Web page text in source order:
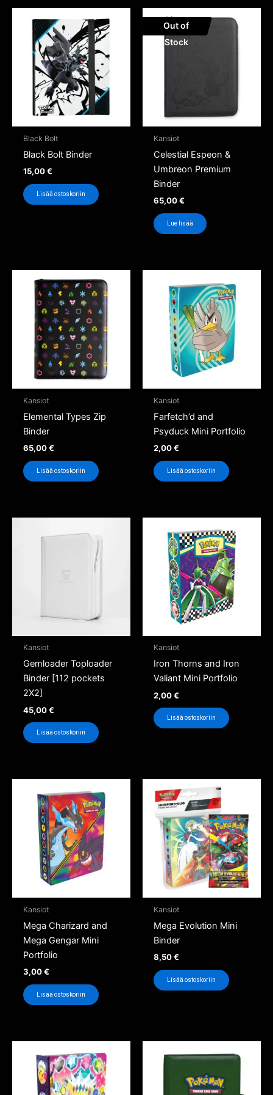
Black Bolt
Black Bolt Binder
15,00€
Lisää ostoskoriin
Out of
Stock
Kansiot
Celestial Espeon &
Umbreon Premium
Binder
65,00€
Lue lisää
Kansiot
Elemental Types Zip
Binder
65,00€
Lisää ostoskoriin
Kansiot
Farfetch’d and
Psyduck Mini Portfolio
2,00€
Lisää ostoskoriin
Kansiot
Gemloader Toploader
Binder [112 pockets
2X2]
45,00€
Lisää ostoskoriin
Kansiot
Iron Thorns and Iron
Valiant Mini Portfolio
2,00€
Lisää ostoskoriin
Kansiot
Mega Charizard and
Mega Gengar Mini
Portfolio
3,00€
Lisää ostoskoriin
Kansiot
Mega Evolution Mini
Binder
8,50€
Lisää ostoskoriin